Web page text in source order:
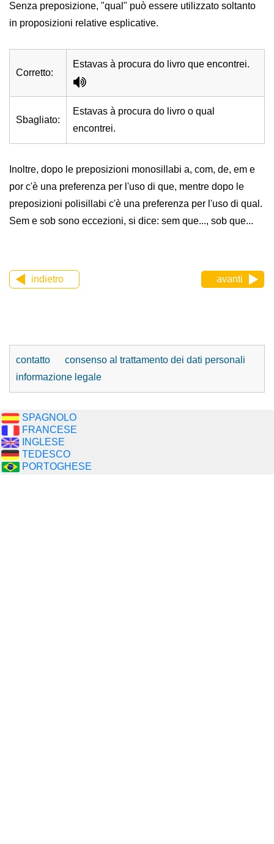
Senza preposizione, "qual" può essere utilizzato soltanto
in proposizioni relative esplicative.
Corretto:
Estavas à procura do livro que encontrei.
Sbagliato:
Estavas à procura do livro o qual
encontrei.
Inoltre, dopo le preposizioni monosillabi a, com, de, em e
por c'è una preferenza per l'uso di que, mentre dopo le
preposizioni polisillabi c'è una preferenza per l'uso di qual.
Sem e sob sono eccezioni, si dice: sem que..., sob que...
indietro avanti
contatto
consenso al trattamento dei dati personali
informazione legale
SPAGNOLO
FRANCESE
INGLESE
TEDESCO
PORTOGHESE